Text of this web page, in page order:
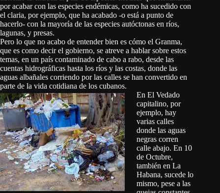
por acabar con las especies endémicas, como ha sucedido con
el claria, por ejemplo, que ha acabado -o está a punto de
hacerlo- con la mayoría de las especies autóctonas en ríos,
lagunas, y presas.
Pero lo que no acabo de entender bien es cómo el Granma,
que es como decir el gobierno, se atreve a hablar sobre estos
temas, en un país contaminado de cabo a rabo, desde las
cuentas hidrográficas hasta los ríos y las costas, donde las
aguas albañales corriendo por las calles se han convertido en
parte de la vida cotidiana de los cubanos.
En El Vedado
capitalino, por
ejemplo, hay
varias calles
donde las aguas
negras corren
calle abajo. En 10
de Octubre,
también en La
Habana, sucede lo
mismo, pese a las